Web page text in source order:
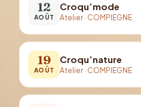
12
AOÛT
Croqu’mode
Atelier · COMPIEGNE
19
AOÛT
Croqu’nature
Atelier · COMPIEGNE